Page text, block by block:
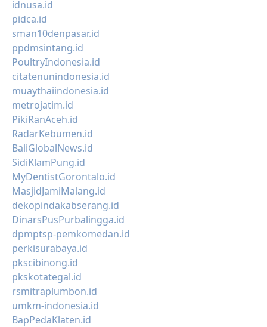
idnusa.id
pidca.id
sman10denpasar.id
ppdmsintang.id
PoultryIndonesia.id
citatenunindonesia.id
muaythaiindonesia.id
metrojatim.id
PikiRanAceh.id
RadarKebumen.id
BaliGlobalNews.id
SidiKlamPung.id
MyDentistGorontalo.id
MasjidJamiMalang.id
dekopindakabserang.id
DinarsPusPurbalingga.id
dpmptsp-pemkomedan.id
perkisurabaya.id
pkscibinong.id
pkskotategal.id
rsmitraplumbon.id
umkm-indonesia.id
BapPedaKlaten.id